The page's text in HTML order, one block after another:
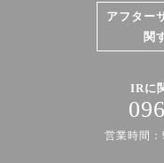
アフター
関
IRに
営業時間：